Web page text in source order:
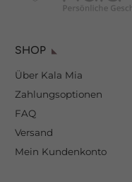
SHOP
Über Kala Mia
Zahlungsoptionen
FAQ
Versand
Mein Kundenkonto